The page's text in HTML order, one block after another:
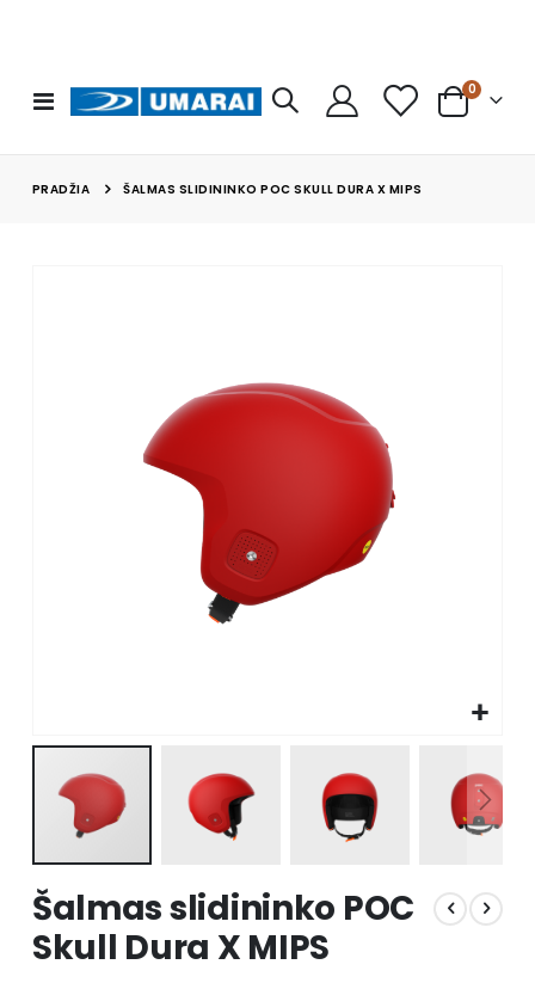
Toggle
Nav
Cart
0prekės
PRADŽIA ŠALMAS SLIDININKO POC SKULL DURA X MIPS
to
the
beginning
Šalmas slidininko POC
Skull Dura X MIPS